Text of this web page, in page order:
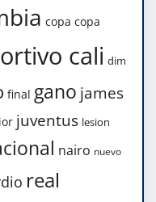
copa copa
cali dim
final gano james
juventus lesion
nairo nuevo
real